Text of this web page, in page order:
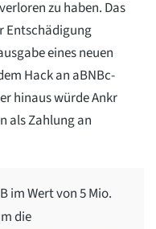
zu haben. Das
Entschädigung
eines neuen
Hack an aBNBc-
hinaus würde Ankr
als Zahlung an
im Wert von 5 Mio.
die